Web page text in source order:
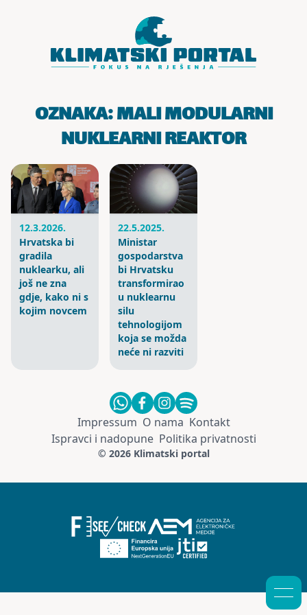
OZNAKA:MALI MODULARNI
NUKLEARNI REAKTOR
12.3.2026.
Hrvatska bi
gradila
nuklearku, ali
još ne zna
gdje, kako ni s
kojim novcem
22.5.2025.
Ministar
gospodarstva
bi Hrvatsku
transformirao
u nuklearnu
silu
tehnologijom
koja se možda
neće ni razviti
Impressum O nama Kontakt
Ispravci i nadopune Politika privatnosti
© 2026 Klimatski portal